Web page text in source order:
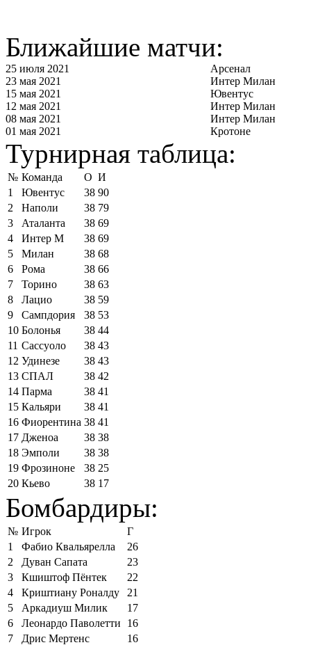
Ближайшие матчи:
25 июля 2021
Арсенал
23 мая 2021
Интер Милан
15 мая 2021
Ювентус
12 мая 2021
Интер Милан
08 мая 2021
Интер Милан
01 мая 2021
Кротоне
Турнирная таблица:
№ Команда О И
1
Ювентус 38 90
2
Наполи 38 79
3
Аталанта 38 69
4
Интер М 38 69
5
Милан 38 68
6
Рома 38 66
7
Торино 38 63
8
Лацио 38 59
9
Сампдория 38 53
10 Болонья 38 44
11 Сассуоло 38 43
12 Удинезе 38 43
13 СПАЛ 38 42
14 Парма 38 41
15 Кальяри 38 41
16 Фиорентина 38 41
17 Дженоа 38 38
18 Эмполи 38 38
19 Фрозиноне 38 25
20 Кьево 38 17
Бомбардиры:
№ Игрок
Г
1
Фабио Квальярелла
26
2
Дуван Сапата
23
3
Кшиштоф Пёнтек
22
4
Криштиану Роналду
21
5
Аркадиуш Милик
17
6
Леонардо Паволетти
16
7
Дрис Мертенс
16